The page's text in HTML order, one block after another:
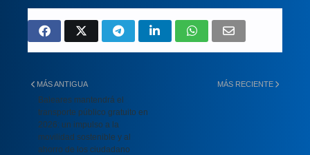
MÁS RECIENTE
MÁS ANTIGUA
Baleares mantendrá el
transporte público gratuito en
2026: un impulso a la
movilidad sostenible y al
ahorro de los ciudadano